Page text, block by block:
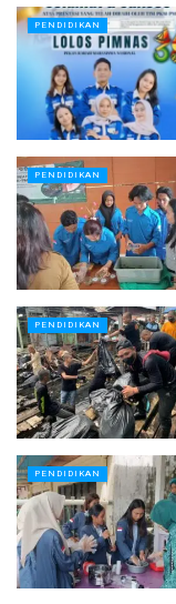
PENDIDIKAN
PENDIDIKAN
PENDIDIKAN
PENDIDIKAN